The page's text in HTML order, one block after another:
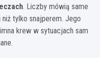
. Liczby mówią same
tylko snajperem. Jego
krew w sytuacjach sam